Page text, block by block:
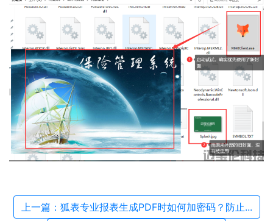
上一篇：狐表专业报表生成PDF时如何加密码？防止...